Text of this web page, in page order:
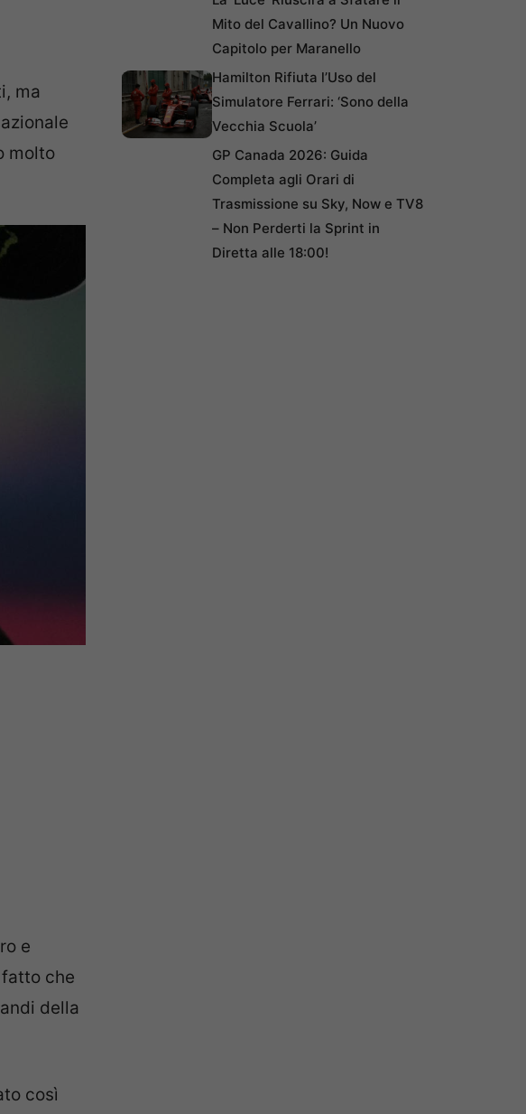
ma
molto
e
che
della
così
Mito del Cavallino? Un Nuovo
Capitolo per Maranello
Hamilton Rifiuta l’Uso del
Simulatore Ferrari: ‘Sono della
Vecchia Scuola’
GP Canada 2026: Guida
Completa agli Orari di
Trasmissione su Sky, Now e TV8
– Non Perderti la Sprint in
Diretta alle 18:00!